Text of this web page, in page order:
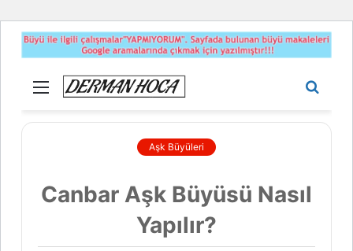
Menü
Aşk Büyüleri
Canbar Aşk Büyüsü Nasıl
Yapılır?